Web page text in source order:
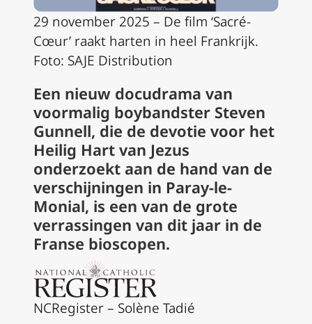
29 november 2025 – De film ‘Sacré-
Cœur’ raakt harten in heel Frankrijk.
Foto: SAJE Distribution
Een nieuw docudrama van
voormalig boybandster Steven
Gunnell, die de devotie voor het
Heilig Hart van Jezus
onderzoekt aan de hand van de
verschijningen in Paray-le-
Monial, is een van de grote
verrassingen van dit jaar in de
Franse bioscopen.
NCRegister – Solène Tadié